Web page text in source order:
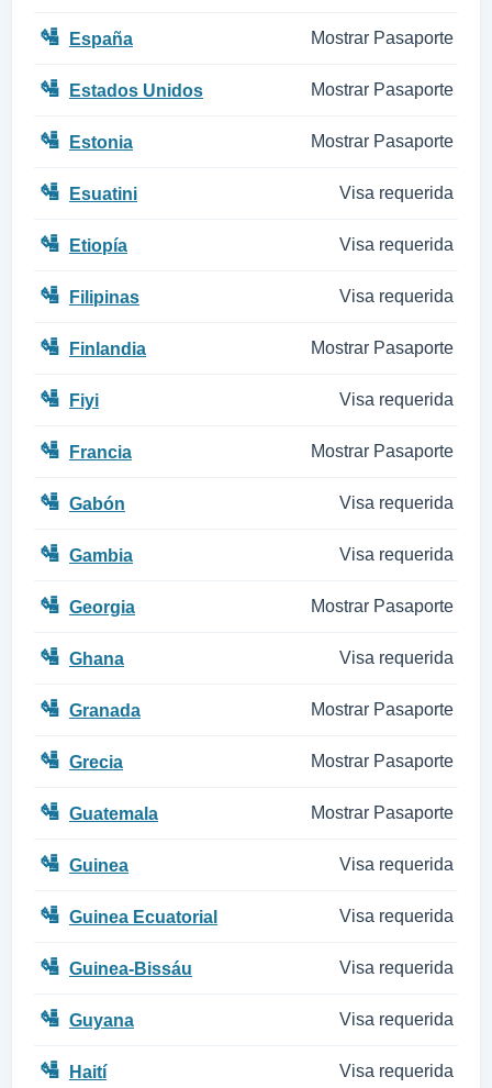
🛂 España Mostrar Pasaporte
🛂 Estados Unidos Mostrar Pasaporte
🛂 Estonia Mostrar Pasaporte
🛂 Esuatini Visa requerida
🛂 Etiopía Visa requerida
🛂 Filipinas Visa requerida
🛂 Finlandia Mostrar Pasaporte
🛂 Fiyi Visa requerida
🛂 Francia Mostrar Pasaporte
🛂 Gabón Visa requerida
🛂 Gambia Visa requerida
🛂 Georgia Mostrar Pasaporte
🛂 Ghana Visa requerida
🛂 Granada Mostrar Pasaporte
🛂 Grecia Mostrar Pasaporte
🛂 Guatemala Mostrar Pasaporte
🛂 Guinea Visa requerida
🛂 Guinea Ecuatorial Visa requerida
🛂 Guinea-Bissáu Visa requerida
🛂 Guyana Visa requerida
🛂 Haití Visa requerida